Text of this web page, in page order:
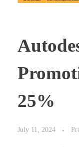
25%
July 11, 2024